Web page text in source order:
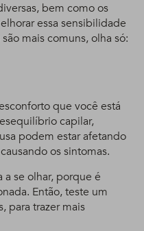
bem como os
essa sensibilidade
mais comuns, olha só:
que você está
capilar,
podem estar afetando
os sintomas.
a se olhar, porque é
Então, teste um
para trazer mais